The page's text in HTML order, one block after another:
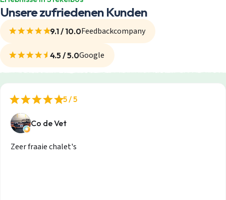
Unsere zufriedenen Kunden
9.1 / 10.0Feedbackcompany
4.5 / 5.0Google
5 / 5
Co de Vet
Zeer fraaie chalet's